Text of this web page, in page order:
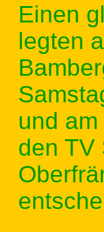
Einen
legten
und
den TV